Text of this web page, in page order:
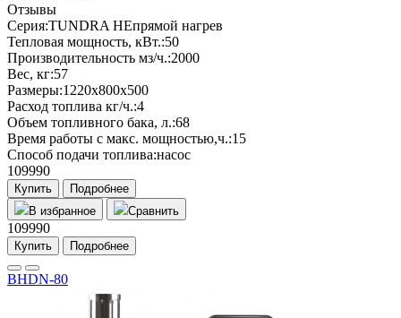
Отзывы
Серия:TUNDRA НЕпрямой нагрев
Тепловая мощность, кВт.:50
Производительность мз/ч.:2000
Вес, кг:57
Размеры:1220x800x500
Расход топлива кг/ч.:4
Объем топливного бака, л.:68
Время работы с макс. мощностью,ч.:15
Способ подачи топлива:насос
109990
Купить
Подробнее
В избранное
Сравнить
109990
Купить Подробнее
BHDN-80